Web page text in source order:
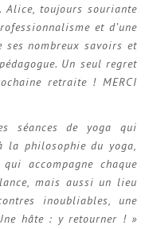
Alice, toujours souriante
et d’une
ses nombreux savoirs et
Un seul regret
retraite ! MERCI
séances de yoga qui
la philosophie du yoga,
accompagne chaque
mais aussi un lieu
inoubliables, une
hâte : y retourner ! »